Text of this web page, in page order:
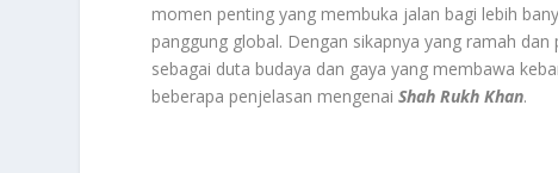
momen penting yang membuka jalan bagi lebih
panggung global. Dengan sikapnya yang ramah
sebagai duta budaya dan gaya yang membawa
beberapa penjelasan mengenaiShah Rukh Khan.